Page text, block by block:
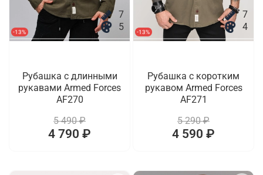
-13%
7
5
Рубашка с длинными
рукавами Armed Forces
AF270
5 490 ₽
4 790 ₽
-13%
7
4
Рубашка с коротким
рукавом Armed Forces
AF271
5 290 ₽
4 590 ₽